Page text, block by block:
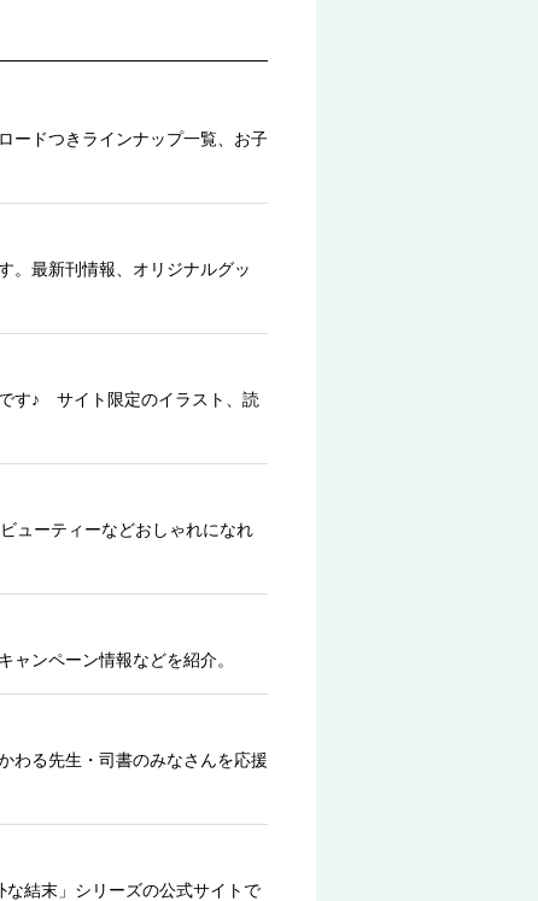
ードつきラインナップ一覧、お子
。最新刊情報、オリジナルグッ
す♪ サイト限定のイラスト、読
ューティーなどおしゃれになれ
ンペーン情報などを紹介。
わる先生・司書のみなさんを応援
結末」シリーズの公式サイトで